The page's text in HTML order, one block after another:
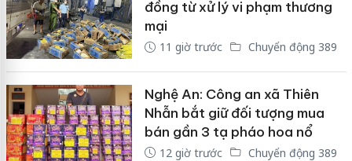
đồng từ xử lý vi phạm thương
mại
11 giờ trước Chuyển động 389
Nghệ An: Công an xã Thiên
Nhẫn bắt giữ đối tượng mua
bán gần 3 tạ pháo hoa nổ
12 giờ trước Chuyển động 389